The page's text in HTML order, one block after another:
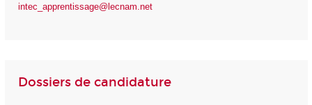
intec_apprentissage@lecnam.net
Dossiers de candidature